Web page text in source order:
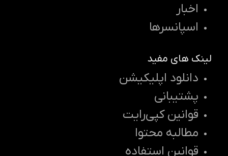
اخبار
اسپانسرها
لینک های مفید
دانلود اپلیکیشن
پشتیبانی
قوانین کپی‌رایت
مطالبه محتوا
قوانین استفاده